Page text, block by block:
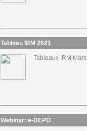
Tableau IRM 2021
Tableaux IRM
Webinar: e-DEPO